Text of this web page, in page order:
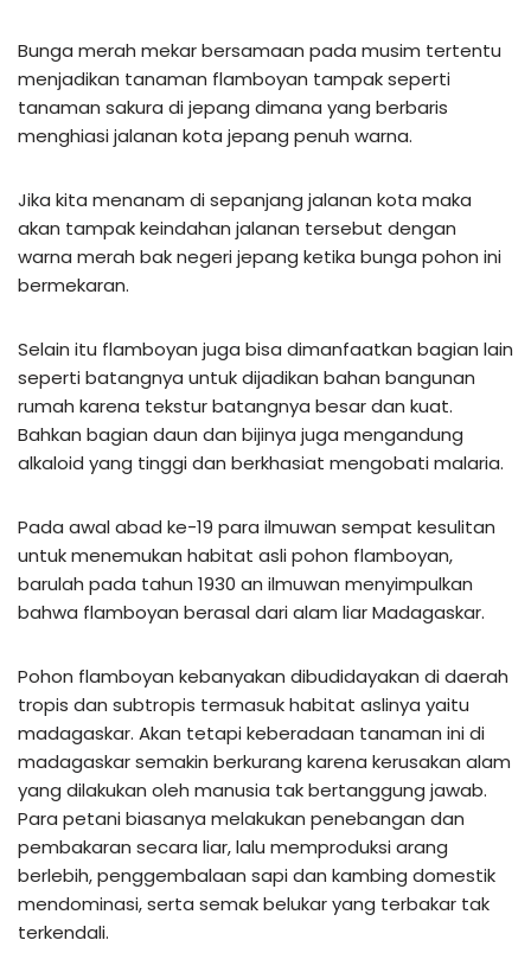
Bunga merah mekar bersamaan pada musim tertentu
menjadikan tanaman flamboyan tampak seperti
tanaman sakura di jepang dimana yang berbaris
menghiasi jalanan kota jepang penuh warna.
Jika kita menanam di sepanjang jalanan kota maka
akan tampak keindahan jalanan tersebut dengan
warna merah bak negeri jepang ketika bunga pohon ini
bermekaran.
Selain itu flamboyan juga bisa dimanfaatkan bagian lain
seperti batangnya untuk dijadikan bahan bangunan
rumah karena tekstur batangnya besar dan kuat.
Bahkan bagian daun dan bijinya juga mengandung
alkaloid yang tinggi dan berkhasiat mengobati malaria.
Pada awal abad ke-19 para ilmuwan sempat kesulitan
untuk menemukan habitat asli pohon flamboyan,
barulah pada tahun 1930 an ilmuwan menyimpulkan
bahwa flamboyan berasal dari alam liar Madagaskar.
Pohon flamboyan kebanyakan dibudidayakan di daerah
tropis dan subtropis termasuk habitat aslinya yaitu
madagaskar. Akan tetapi keberadaan tanaman ini di
madagaskar semakin berkurang karena kerusakan alam
yang dilakukan oleh manusia tak bertanggung jawab.
Para petani biasanya melakukan penebangan dan
pembakaran secara liar, lalu memproduksi arang
berlebih, penggembalaan sapi dan kambing domestik
mendominasi, serta semak belukar yang terbakar tak
terkendali.